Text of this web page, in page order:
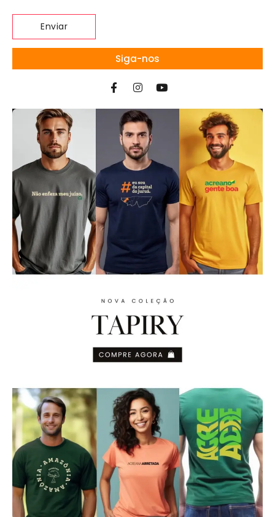
Siga-nos